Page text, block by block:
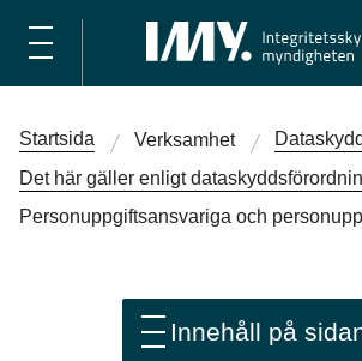
Startsida Verksamhet
Dataskydd
Det här gäller enligt
Personuppgifts­­ansvariga och
Innehåll på